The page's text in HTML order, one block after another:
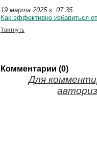
19 марта 2025 г. 07:35
Как эффективно избавиться
Твитнуть
Комментарии (0)
Для